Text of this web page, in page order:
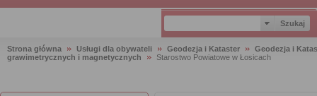
Strona główna Usługi dla obywateli Geodezja i Kataster
Geodezja i
grawimetrycznych i magnetycznych
Starostwo Powiatowe w Łosicach